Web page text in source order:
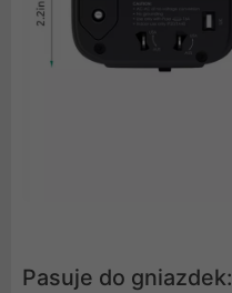
Pasuje do gniazdek: